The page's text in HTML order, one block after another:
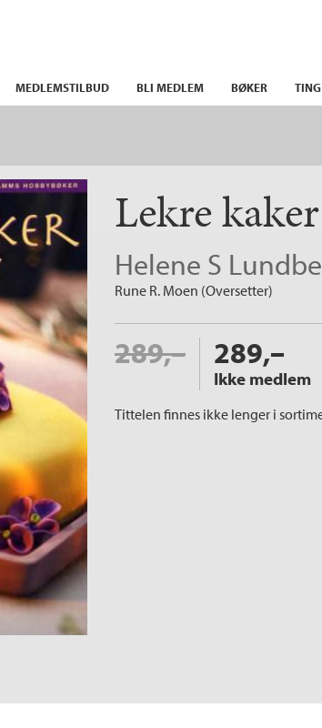
MEDLEMSTILBUD BLI MEDLEM BØKER
Lekre
Helene S
Rune R. Moen (Oversetter)
289,– 289,–
Ikke medlem
Tittelen finnes ikke lenger i